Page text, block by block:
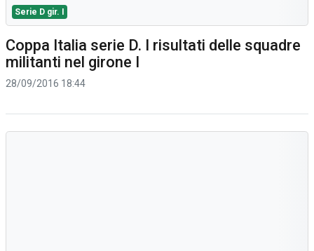
Serie D gir. I
Coppa Italia serie D. I risultati delle squadre
militanti nel girone I
28/09/2016 18:44